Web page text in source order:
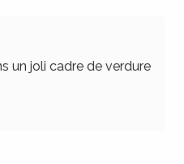
un joli cadre de verdure